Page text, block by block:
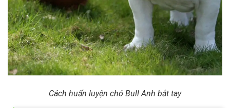
Cách huấn luyện chó Bull Anh bắt tay